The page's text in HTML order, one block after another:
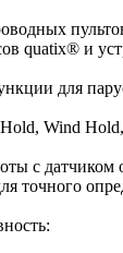
quatix® и
для
Wind Hold,
с датчиком
точного